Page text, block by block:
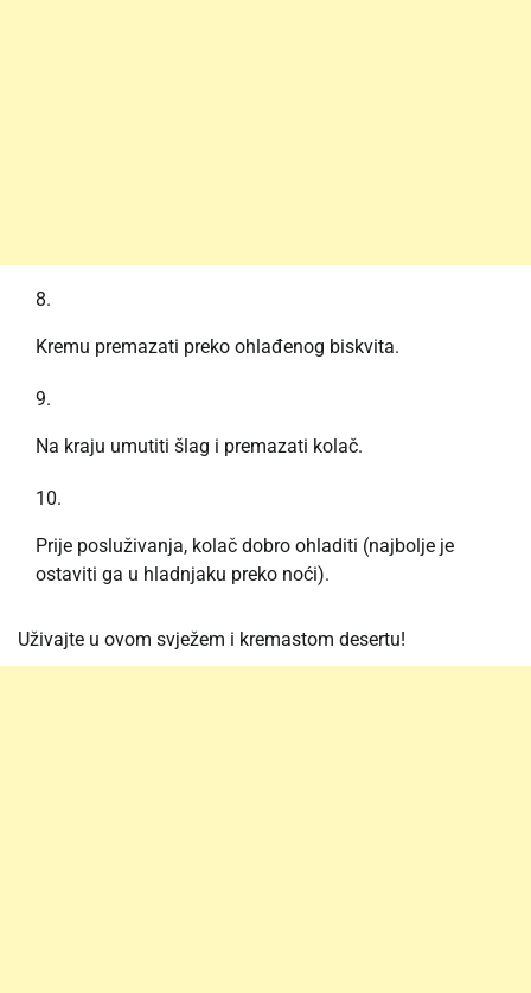
Kremu premazati preko ohlađenog biskvita.
Na kraju umutiti šlag i premazati kolač.
Prije posluživanja, kolač dobro ohladiti (najbolje je
ostaviti ga u hladnjaku preko noći).
Uživajte u ovom svježem i kremastom desertu!